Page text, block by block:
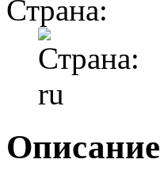
Страна:
Описание